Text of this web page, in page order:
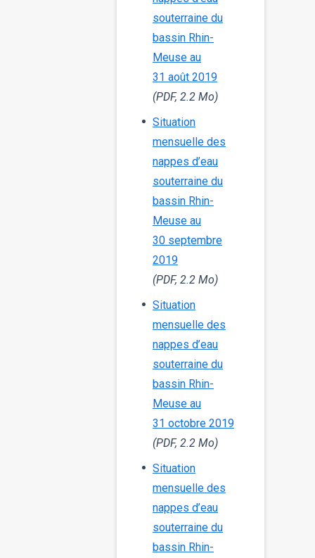
souterraine du
bassin Rhin-
Meuse au
31 août 2019
(PDF, 2.2 Mo)
Situation
mensuelle des
nappes d’eau
souterraine du
bassin Rhin-
Meuse au
30 septembre
2019
(PDF, 2.2 Mo)
Situation
mensuelle des
nappes d’eau
souterraine du
bassin Rhin-
Meuse au
31 octobre 2019
(PDF, 2.2 Mo)
Situation
mensuelle des
nappes d’eau
souterraine du
bassin Rhin-